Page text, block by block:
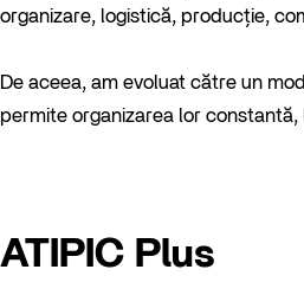
organizare, logistică, producție,
De aceea, am evoluat către un
permite organizarea lor
ATIPIC Plus